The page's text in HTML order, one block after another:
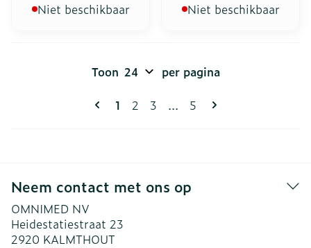
Niet beschikbaar Niet beschikbaar
Pagina's
U lees momenteel pagina
1 Pagina
2 Pagina
3 ... Pagina
5
Toon per pagina
Neem contact met ons op
OMNIMED NV
Heidestatiestraat 23
2920 KALMTHOUT